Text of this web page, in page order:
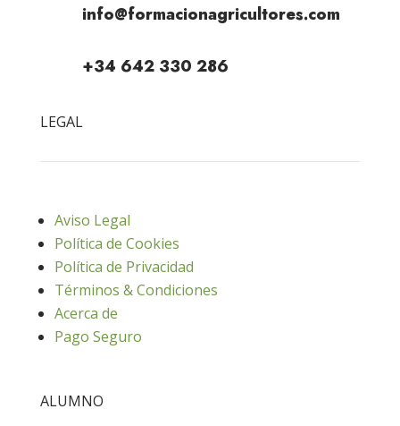
info@formacionagricultores.com
+34 642 330 286
LEGAL
Aviso Legal
Política de Cookies
Política de Privacidad
Términos & Condiciones
Acerca de
Pago Seguro
ALUMNO